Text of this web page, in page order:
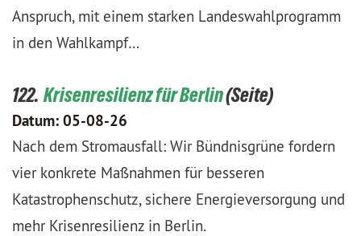
Anspruch, mit einem starken Landeswahlprogramm
in den Wahlkampf…
122. Krisenresilienz für Berlin
Datum: 05-08-26
Nach dem Stromausfall: Wir Bündnisgrüne fordern
vier konkrete Maßnahmen für besseren
Katastrophenschutz, sichere Energieversorgung und
mehr Krisenresilienz in Berlin.